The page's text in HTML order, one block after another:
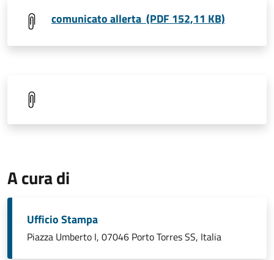
comunicato allerta (PDF 152,11 KB)
A cura di
Ufficio Stampa
Piazza Umberto I, 07046 Porto Torres SS, Italia